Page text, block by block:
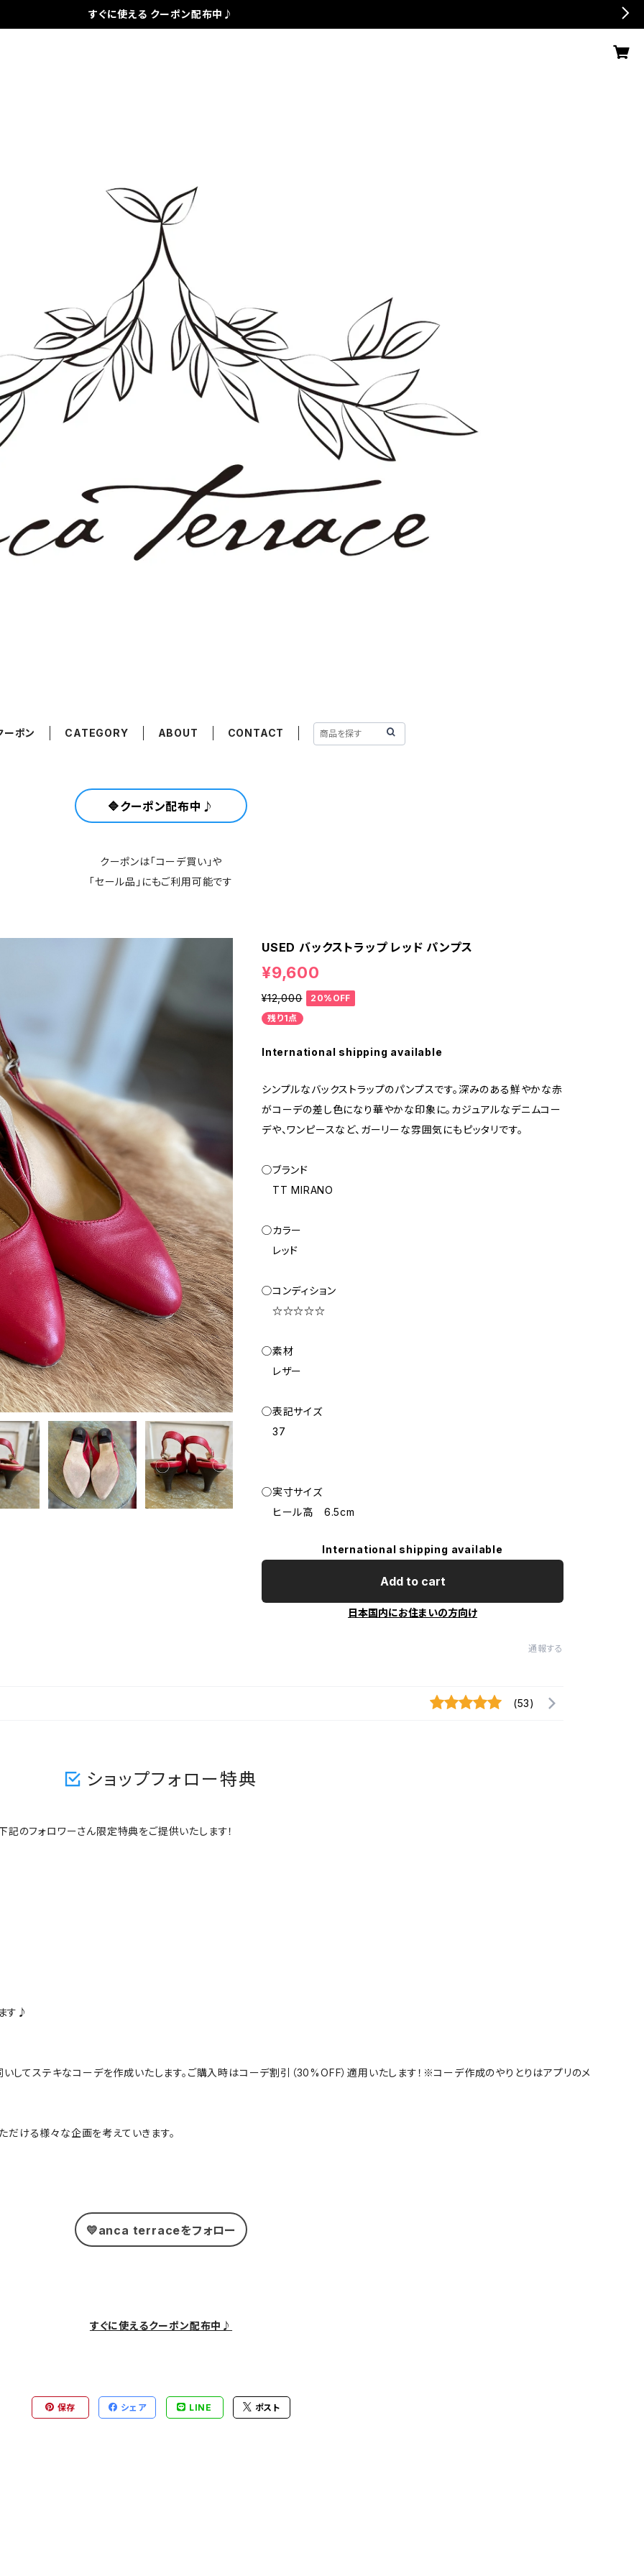
すぐに使える クーポン配布中♪
ーポン CATEGORY ABOUT CONTACT
🔷クーポン配布中♪
クーポンは「コーデ買い」や
「セール品」にもご利用可能です
USED バックストラップ レッド パンプス
¥9,600
¥12,000
20%OFF
残り1点
International shipping available
シンプルなバックストラップのパンプスです。深みのある鮮やかな赤
がコーデの差し色になり華やかな印象に。カジュアルなデニムコー
デや、ワンピースなど、ガーリーな雰囲気にもピッタリです。
◯ブランド
TT MIRANO
◯カラー
レッド
◯コンディション
☆☆☆☆☆
◯素材
レザー
◯表記サイズ
37
◯実寸サイズ
ヒール高 6.5cm
International shipping available
Add to cart
日本国内にお住まいの方向け
通報する
(53)
ショップフォロー特典
のフォロワーさん限定特典をご提供いたします！
す♪
てステキなコーデを作成いたします。ご購入時はコーデ割引（30%OFF）適用いたします！※コーデ作成のやりとりはアプリのメ
ける様々な企画を考えていきます。
💛anca terraceをフォロー
すぐに使えるクーポン配布中♪
保存 シェア LINE ポスト